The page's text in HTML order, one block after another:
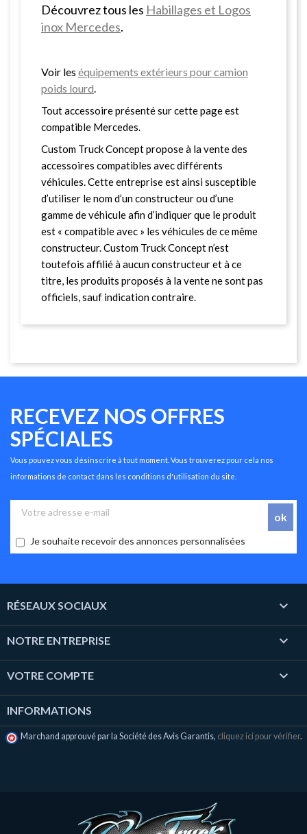
Découvrez tous les Habillages et Logos
inox Mercedes.
Voir les équipements extérieurs pour camion
poids lourd
Tout accessoire présenté sur cette page est
compatible Mercedes.
Custom Truck Concept propose à la vente des
accessoires compatibles avec différents
véhicules. Cette entreprise est ainsi susceptible
d’utiliser le nom d’un constructeur ou d’une
gamme de véhicule afin d’indiquer que le produit
est « compatible avec » les véhicules de ce même
constructeur. Custom Truck Concept n’est
toutefois affilié à aucun constructeur et à ce
titre, les produits proposés à la vente ne sont pas
officiels, sauf indication contraire.
RECEVEZ NOS OFFRES
SPÉCIALES
Vous pouvez vous désinscrire à tout moment. Vous trouverez pour cela nos
informations de contact dans les conditions d'utilisation du site.
Je souhaite recevoir des annonces personnalisées
RÉSEAUX SOCIAUX 
NOTRE ENTREPRISE 
VOTRE COMPTE 
INFORMATIONS
Marchand approuvé par la Société des Avis Garantis, cliquez ici pour vérifier.